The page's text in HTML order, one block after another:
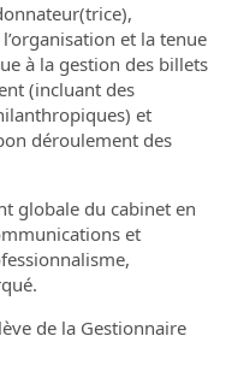
et la tenue
à la gestion des billets
(incluant des
et
déroulement des
globale du cabinet en
et
de la Gestionnaire